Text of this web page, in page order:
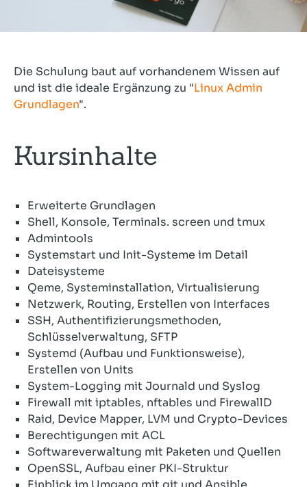
Die Schulung baut auf vorhandenem Wissen auf
und ist die ideale Ergänzung zu "Linux Admin
Grundlagen".
Kursinhalte
Erweiterte Grundlagen
Shell, Konsole, Terminals. screen und tmux
Admintools
Systemstart und Init-Systeme im Detail
Dateisysteme
Qeme, Systeminstallation, Virtualisierung
Netzwerk, Routing, Erstellen von Interfaces
SSH, Authentifizierungsmethoden,
Schlüsselverwaltung, SFTP
Systemd (Aufbau und Funktionsweise),
Erstellen von Units
System-Logging mit Journald und Syslog
Firewall mit iptables, nftables und FirewallD
Raid, Device Mapper, LVM und Crypto-Devices
Berechtigungen mit ACL
Softwareverwaltung mit Paketen und Quellen
OpenSSL, Aufbau einer PKI-Struktur